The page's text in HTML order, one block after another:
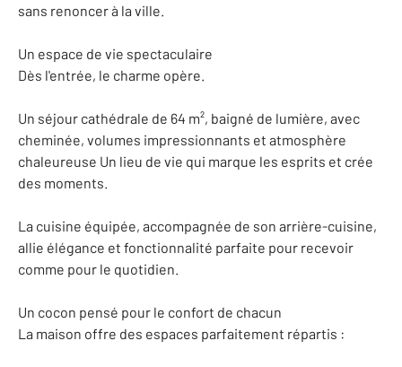
sans renoncer à la ville.
Un espace de vie spectaculaire
Dès l'entrée, le charme opère.
Un séjour cathédrale de 64 m², baigné de lumière, avec
cheminée, volumes impressionnants et atmosphère
chaleureuse Un lieu de vie qui marque les esprits et crée
des moments.
La cuisine équipée, accompagnée de son arrière-cuisine,
allie élégance et fonctionnalité parfaite pour recevoir
comme pour le quotidien.
Un cocon pensé pour le confort de chacun
La maison offre des espaces parfaitement répartis :